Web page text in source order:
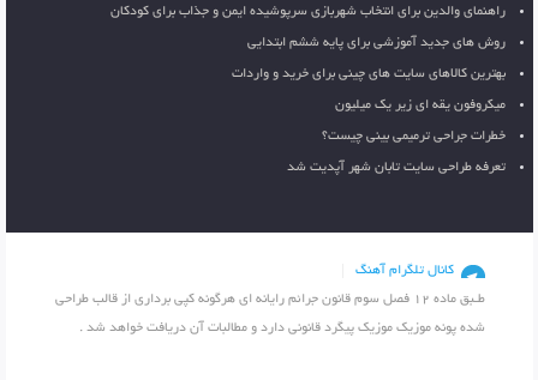
راهنمای والدین برای انتخاب شهربازی سرپوشیده ایمن و جذاب برای کودکان
روش های جدید آموزشی برای پایه ششم ابتدایی
بهترین کالاهای سایت های چینی برای خرید و واردات
میکروفون یقه ای زیر یک میلیون
خطرات جراحی ترمیمی بینی چیست؟
تعرفه طراحی سایت تابان شهر آپدیت شد
کانال تلگرام آهنگ
طـبق ماده 12 فصل سوم قانون جرائم رایانه ای هرگونه کپی برداری از قالب طراحی
شده پونه موزیک موزیک پیگرد قانونی دارد و مطالبات آن دریافت خواهد شد .